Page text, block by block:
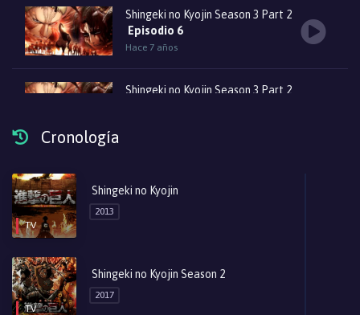
Shingeki no Kyojin Season 3 Part 2
Episodio 6
Hace 7 años
Shingeki no Kyojin Season 3 Part 2
Hace 7 años
Hace 7 años
Cronología
TV
Shingeki no Kyojin
2013
TV
Shingeki no Kyojin Season 2
2017